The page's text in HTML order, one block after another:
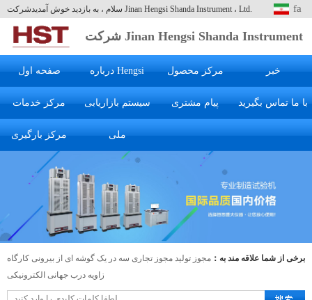
سلام ، به بازدید خوش آمدیدشرکت Jinan Hengsi Shanda Instrument ، Ltd. fa
شرکت Jinan Hengsi Shanda Instrument
، Ltd.
صفحه اول درباره Hengsi مرکز محصول خبر
مرکز خدمات سیستم بازاریابی پیام مشتری با ما تماس بگیرید
مرکز بارگیری ملی
برخی از شما علاقه مند به： مجوز تولید مجوز تجاری سه در یک گوشه ای از بیرونی کارگاه
زاویه درب جهانی الکترونیکی